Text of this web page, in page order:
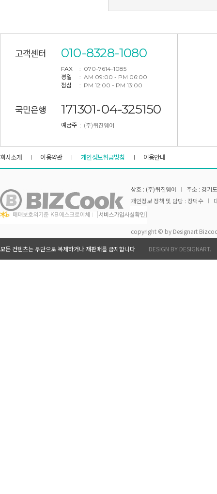
고객센터 010-8328-1080
FAX
: 070-7614-1085
평일
: AM 09:00 - PM 06:00
점심
: PM 12:00 - PM 13:00
국민은행 171301-04-325150
예금주 : (주)퀴진웨어
회사소개 이용약관 개인정보취급방침 이용안내
상호 : (주)퀴진웨어
주소 : 경기
개인정보 정책 및 담당 : 장덕수
copyright © by Designart
모든 컨텐츠는 무단으로 복제하거나 재판매를 금지합니다 DESIGN BY DESIGNART.